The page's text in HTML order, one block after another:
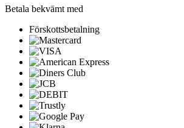
Betala bekvämt med
Förskottsbetalning